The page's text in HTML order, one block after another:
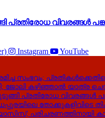
പ്രതിരോധ വിവരങ്ങൾ
Instagram YouTube
സംഭവം;
ജോലി കഴിഞ്ഞാൽ യാത്ര
പ്രതിരോധ വിവരങ്ങൾ
തോക്കുകളിവിടെ
പരിചരണത്തിനായി